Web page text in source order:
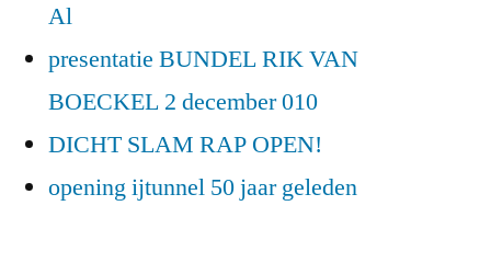
Al
presentatie BUNDEL RIK VAN
BOECKEL 2 december 010
DICHT SLAM RAP OPEN!
opening ijtunnel 50 jaar geleden